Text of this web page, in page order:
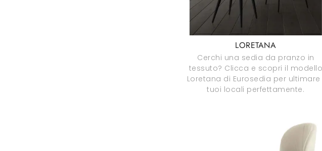
LORETANA
Cerchi una sedia da pranzo in
tessuto? Clicca e scopri il modello
Loretana di Eurosedia per ultimare
tuoi locali perfettamente.